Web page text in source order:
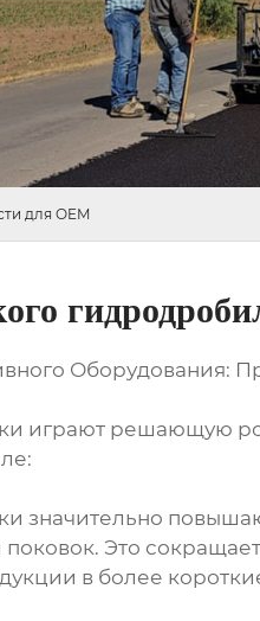
для OEM
Оборудования:
играют решающую
значительно
Это
в более